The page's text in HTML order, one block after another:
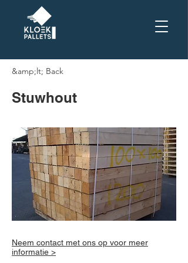
&amp;lt; Back
Stuwhout
Neem contact met ons op voor meer
informatie >